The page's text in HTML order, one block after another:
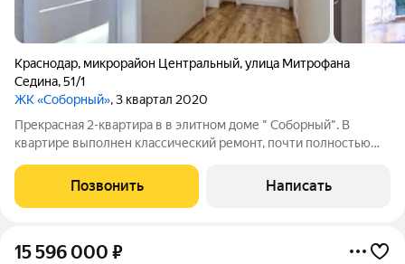
Краснодар, микрорайон Центральный,улица Митрофана
Седина,51/1
ЖК «Соборный», 3 квартал 2020
Прекрасная 2-квартира в в элитном доме " Соборный". В
квартире выполнен классический ремонт, почти полностью
планировка, две изолированные комнаты, большая кухня-
гостиная 24м2, в с тремя
Позвонить Написать
15 596 000 ₽